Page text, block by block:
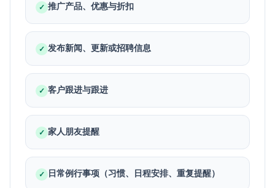
✓ 推广产品、优惠与折扣
✓ 发布新闻、更新或招聘信息
✓ 客户跟进与跟进
✓ 家人朋友提醒
✓ 日常例行事项（习惯、日程安排、重复提醒）